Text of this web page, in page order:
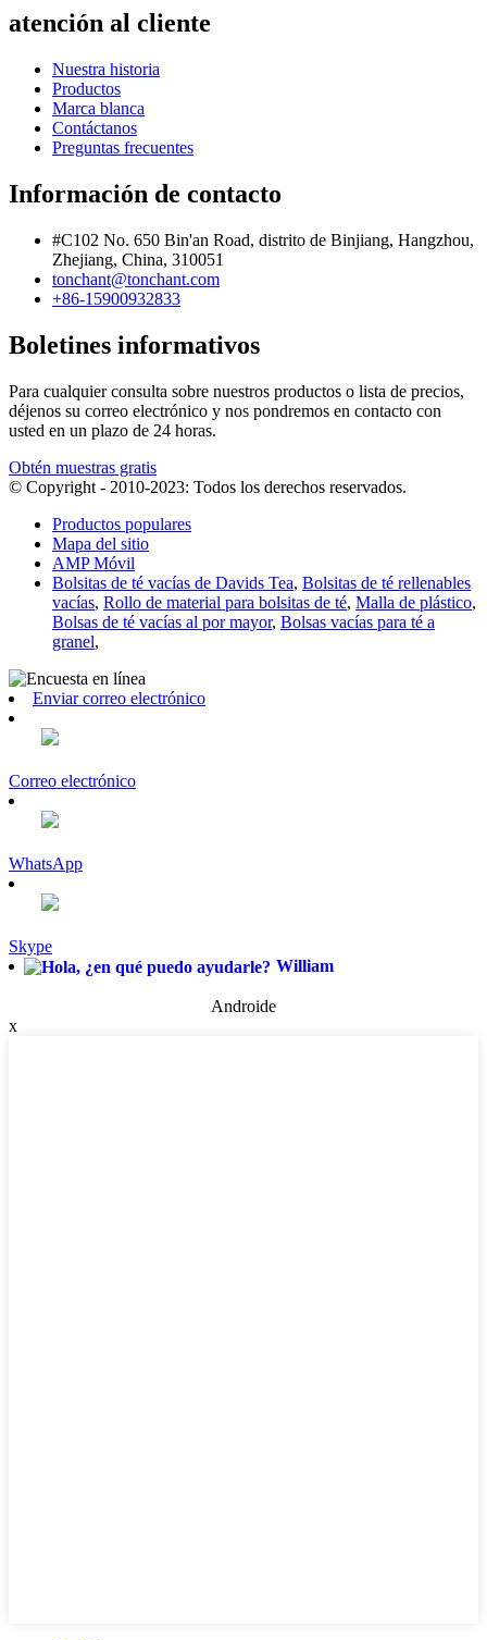
atención al cliente
Nuestra historia
Productos
Marca blanca
Contáctanos
Preguntas frecuentes
Información de contacto
#C102 No. 650 Bin'an Road, distrito de Binjiang, Hangzhou,
Zhejiang, China, 310051
tonchant@tonchant.com
+86-15900932833
Boletines informativos
Para cualquier consulta sobre nuestros productos o lista de precios,
déjenos su correo electrónico y nos pondremos en contacto con
usted en un plazo de 24 horas.
Obtén muestras gratis
© Copyright - 2010-2023: Todos los derechos reservados.
Productos populares
Mapa del sitio
AMP Móvil
Bolsitas de té vacías de Davids Tea, Bolsitas de té rellenables
vacías, Rollo de material para bolsitas de té, Malla de plástico,
Bolsas de té vacías al por mayor, Bolsas vacías para té a
granel,
Enviar correo electrónico
Correo electrónico
WhatsApp
Skype
William
Androide
x